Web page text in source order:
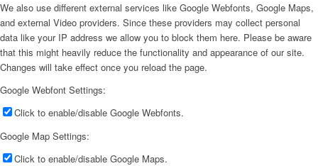
We also use different external services like Google Webfonts, Google Maps,
and external Video providers. Since these providers may collect personal
data like your IP address we allow you to block them here. Please be aware
that this might heavily reduce the functionality and appearance of our site.
Changes will take effect once you reload the page.
Google Webfont Settings:
Click to enable/disable Google Webfonts.
Google Map Settings:
Click to enable/disable Google Maps.